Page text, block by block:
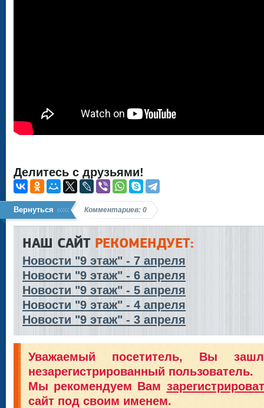
Делитесь с друзьями!
Вернуться Комментариев: 0
НАШ САЙТРЕКОМЕНДУЕТ:
Новости "9 этаж" - 7 апреля
Новости "9 этаж" - 6 апреля
Новости "9 этаж" - 5 апреля
Новости "9 этаж" - 4 апреля
Новости "9 этаж" - 3 апреля
Уважаемый посетитель, Вы
незарегистрированный пользователь.
Мы рекомендуем Вам
сайт под своим именем.